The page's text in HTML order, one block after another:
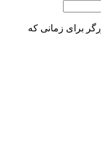
برای زمانی که